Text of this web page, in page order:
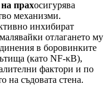
прахосигурява
механизми.
инхибират
отлагането му
в боровинките
(като NF-κB),
фактори и по
на съдовата стена.